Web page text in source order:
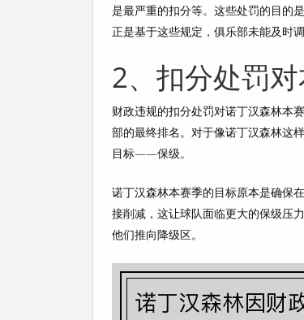
是最严重的扣分等。这些处罚的目的
正是基于这些规定，俱乐部未能及时
2、扣分处罚
财政违规的扣分处罚对诺丁汉森林本
部的最终排名。对于像诺丁汉森林这
目标——保级。
诺丁汉森林本赛季的目标原本是确保
接削减，这让球队面临更大的保级压
他们推向降级区。